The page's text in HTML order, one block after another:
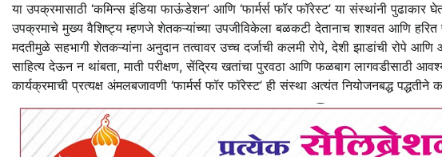
या उपक्रमासाठी ‘कमिन्स इंडिया फाऊंडेशन’ आणि ‘फार्मर्स फॉर फॉरेस्ट’ या संस्थांनी
उपक्रमाचे मुख्य वैशिष्ट्य म्हणजे शेतकऱ्यांच्या उपजीविकेला बळकटी देतानाच शाश्वत आणि
मदतीमुळे सहभागी शेतकऱ्यांना अनुदान तत्वावर उच्च दर्जाची कलमी रोपे, देशी झाडांची
साहित्य देऊन न थांबता, माती परीक्षण, सेंद्रिय खतांचा पुरवठा आणि फळबाग लागवडीसाठी
कार्यक्रमाची प्रत्यक्ष अंमलबजावणी ‘फार्मर्स फॉर फॉरेस्ट’ ही संस्था अत्यंत नियोजनबद्ध